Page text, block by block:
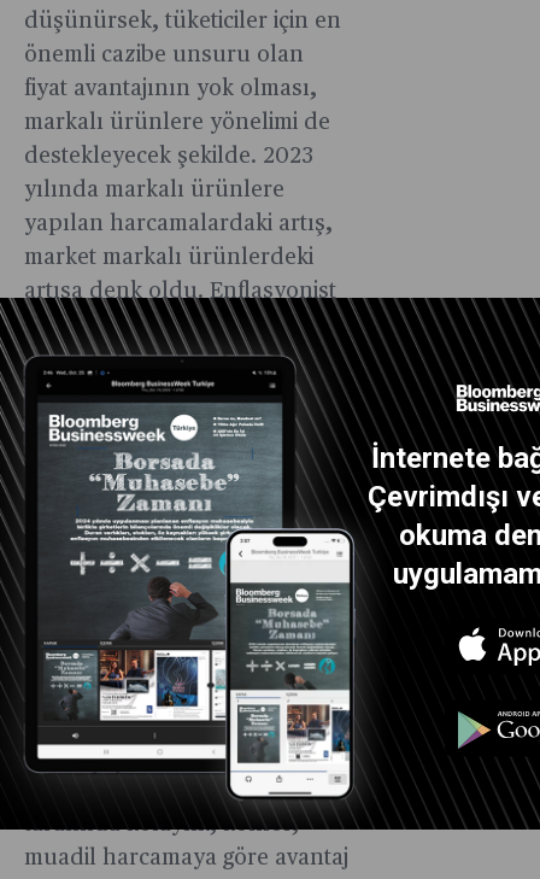
İnternete
Çevrimdışı
okuma
düşünürsek, tüketiciler için en
önemli cazibe unsuru olan
fiyat avantajının yok olması,
markalı ürünlere yönelimi de
destekleyecek şekilde. 2023
yılında markalı ürünlere
yapılan harcamalardaki artış,
market markalı ürünlerdeki
artışa denk oldu. Enflasyonist
dönemler için bir diğer kabul
de şu: “Kendimizi şımartmak
için harcama
yapmıyoruz.”(Acaba?) Aslında
durum pek de böyle değil.
Dayanıklı tüketim ürünleri
tarafında kolaylık, konfor,
muadil harcamaya göre avantaj